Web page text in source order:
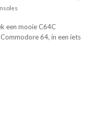
een mooie C64C
64, in een iets
vervangen voor